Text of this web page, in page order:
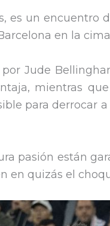
es un encuentro
en la
por Jude
mientras
para derrocar
pasión están
en quizás el